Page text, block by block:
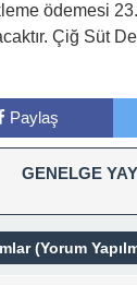
ödemesi
Çiğ Süt
Paylaş
GENELGE
(Yorum